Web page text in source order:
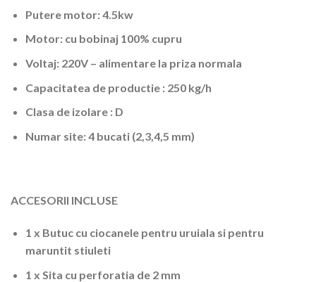
Putere motor: 4.5kw
Motor: cu bobinaj 100% cupru
Voltaj: 220V – alimentare la priza normala
Capacitatea de productie : 250 kg/h
Clasa de izolare : D
Numar site: 4 bucati (2,3,4,5 mm)
ACCESORII INCLUSE
1 x Butuc cu ciocanele pentru uruiala si pentru
maruntit stiuleti
1 x Sita cu perforatia de 2 mm